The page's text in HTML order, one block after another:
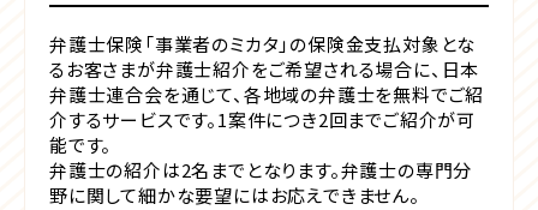
弁護士保険「事業者のミカタ」の保険金支払対象とな
るお客さまが弁護士紹介をご希望される場合に、日本
弁護士連合会を通じて、各地域の弁護士を無料でご紹
介するサービスです。1案件につき2回までご紹介が可
能です。
弁護士の紹介は2名までとなります。弁護士の専門分
野に関して細かな要望にはお応えできません。